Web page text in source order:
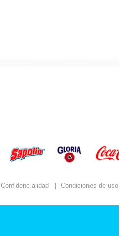
Confidencialidad Condiciones de uso